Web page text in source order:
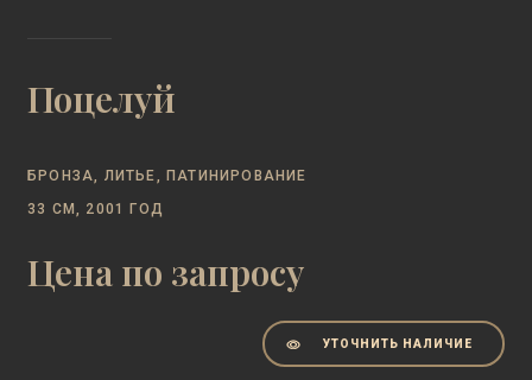
Поцелуй
БРОНЗА, ЛИТЬЕ, ПАТИНИРОВАНИЕ
33 СМ, 2001 ГОД
Цена по запросу
УТОЧНИТЬ НАЛИЧИЕ